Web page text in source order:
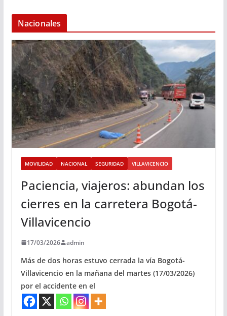
Nacionales
MOVILIDAD NACIONAL SEGURIDAD VILLAVICENCIO
Paciencia, viajeros: abundan los
cierres en la carretera Bogotá-
Villavicencio
17/03/2026 admin
Más de dos horas estuvo cerrada la vía Bogotá-
Villavicencio en la mañana del martes (17/03/2026)
por el accidente en el